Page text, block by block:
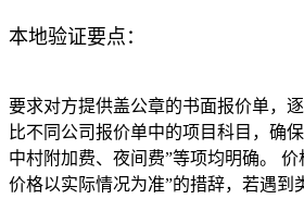
本地验证要点：
要求对方提供盖公章的书面报价单，
比不同公司报价单中的项目科目，确
中村附加费、夜间费”等项均明确。
价格以实际情况为准”的措辞，若遇到